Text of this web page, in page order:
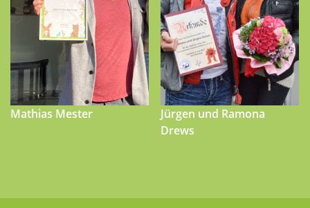
Mathias Mester
Jürgen und Ramona
Drews